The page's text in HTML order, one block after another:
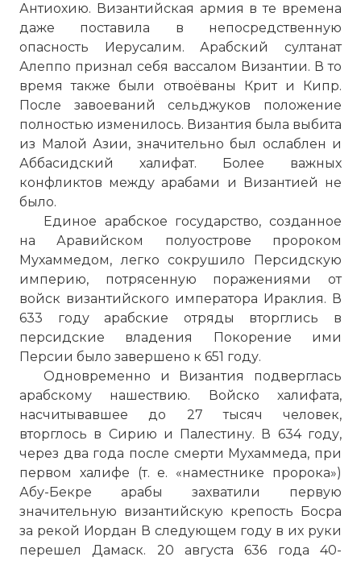
Антиохию. Византийская армия в те времена
даже поставила в непосредственную
опасность Иерусалим. Арабский султанат
Алеппо признал себя вассалом Византии. В то
время также были отвоёваны Крит и Кипр.
После завоеваний сельджуков положение
полностью изменилось. Византия была выбита
из Малой Азии, значительно был ослаблен и
Аббасидский халифат. Более важных
конфликтов между арабами и Византией не
было.
Единое арабское государство, созданное
на Аравийском полуострове пророком
Мухаммедом, легко сокрушило Персидскую
империю, потрясенную поражениями от
войск византийского императора Ираклия. В
633 году арабские отряды вторглись в
персидские владения Покорение ими
Персии было завершено к 651 году.
Одновременно и Византия подверглась
арабскому нашествию. Войско халифата,
насчитывавшее до 27 тысяч человек,
вторглось в Сирию и Палестину. В 634 году,
через два года после смерти Мухаммеда, при
первом халифе (т. е. «наместнике пророка»)
Абу-Бекре арабы захватили первую
значительную византийскую крепость Босра
за рекой Иордан В следующем году в их руки
перешел Дамаск. 20 августа 636 года 40-